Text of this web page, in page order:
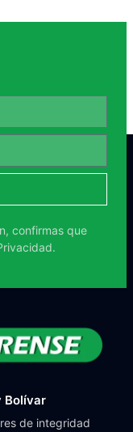
confirmas que
Bolívar
de integridad